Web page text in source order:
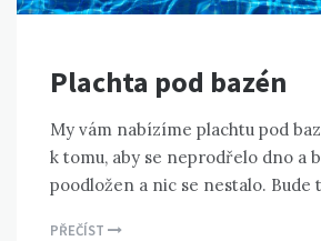
Plachta pod bazén
My vám nabízíme plachtu pod
k tomu, aby se neprodřelo dno a
poodložen a nic se nestalo. Bude
PŘEČÍST